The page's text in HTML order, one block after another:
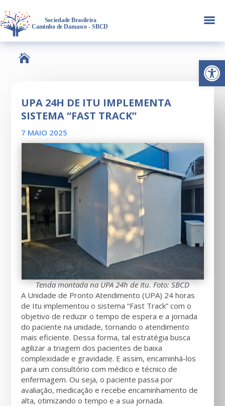
Abrir
a

UPA 24H DE ITU IMPLEMENTA
SISTEMA “FAST TRACK”
7 MAIO 2025
Tenda montada na UPA 24h de Itu. Foto: SBCD
A Unidade de Pronto Atendimento (UPA) 24 horas
de Itu implementou o sistema “Fast Track” com o
objetivo de reduzir o tempo de espera e a jornada
do paciente na unidade, tornando o atendimento
mais eficiente. Dessa forma, tal estratégia busca
agilizar a triagem dos pacientes de baixa
complexidade e gravidade. E assim, encaminhá-los
para um consultório com médico e técnico de
enfermagem. Ou seja, o paciente passa por
avaliação, medicação e recebe encaminhamento de
alta, otimizando o tempo e a sua jornada.